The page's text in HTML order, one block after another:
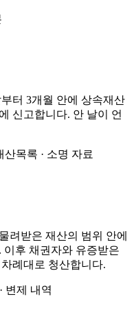
터 3개월 안에 상속재산
신고합니다. 안 날이 언
산목록 · 소명 자료
려받은 재산의 범위 안에
후 채권자와 유증받은
례대로 청산합니다.
변제 내역